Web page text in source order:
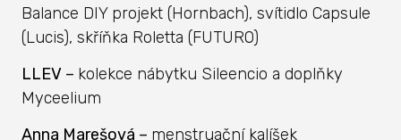
Balance DIY projekt (Hornbach), svítidlo Capsule
(Lucis), skříňka Roletta (FUTURO)
LLEV – kolekce nábytku Sileencio a doplňky
Myceelium
Anna Marešová – menstruační kalíšek